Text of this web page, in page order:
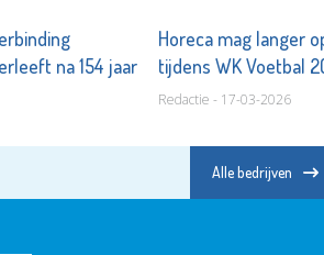
na 154 jaar
Horeca mag langer
tijdens WK Voetbal
Redactie - 17-03-2026
Alle bedrijven